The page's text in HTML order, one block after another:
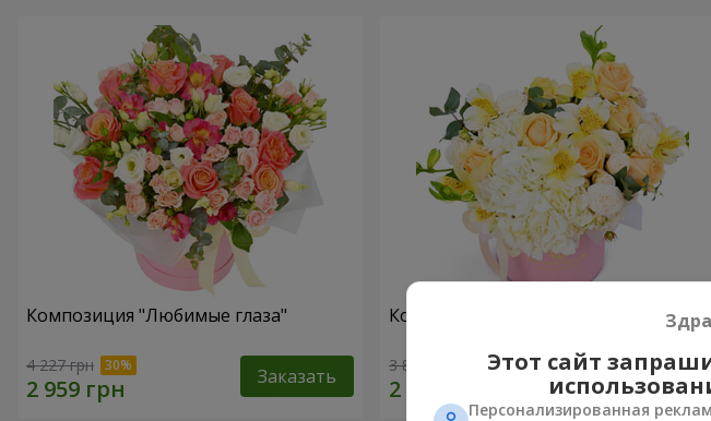
Композиция "Любимые глаза"
4 227 грн Заказать
Композиция "Absolute"
3 812 грн Заказать
Этот сайт
Персонализированная